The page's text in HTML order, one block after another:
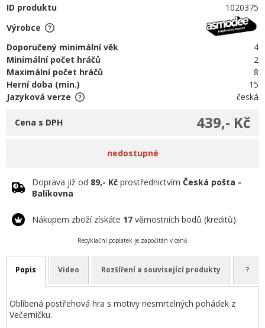
ID produktu
1020375
Výrobce
Doporučený minimální věk
4
Minimální počet hráčů
2
Maximální počet hráčů
8
Herní doba (min.)
15
Jazyková verze
česká
439,- Kč
Cena s DPH
nedostupné
Doprava již od 89,- Kč prostřednictvím Česká pošta -
Balíkovna
Nákupem zboží získáte 17 věrnostních bodů (kreditů).
Recyklační poplatek je započítán v ceně
Popis Video Rozšíření a související produkty ?
Oblíbená postřehová hra s motivy nesmrtelných pohádek z
Večerníčku.